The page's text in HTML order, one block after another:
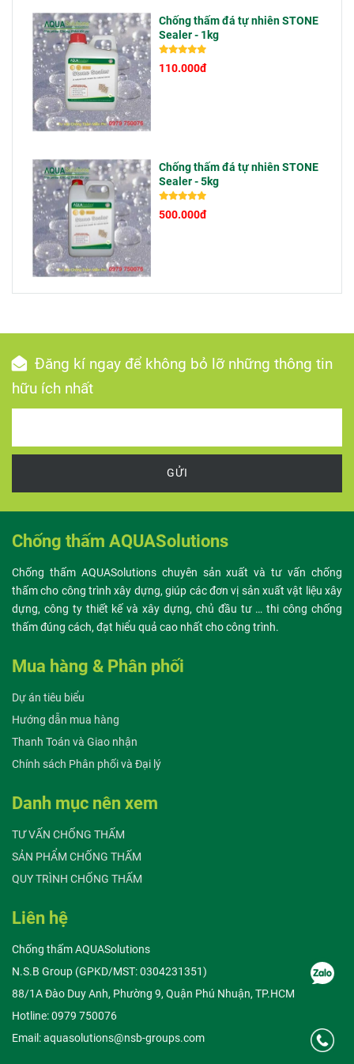
vì thi công
kém, mà do sử
dụng vật liệu
không phù hợp
với điều kiện
ngoài trời.
Chống thấm đá tự nhiên STONE
Sealer - 1kg
110.000đ
Chống thấm đá tự nhiên STONE
Sealer - 5kg
500.000đ
Đăng kí ngay để không bỏ lỡ những thông tin
hữu ích nhất
GỬI
Chống thấm AQUASolutions
Chống thấm AQUASolutions chuyên sản xuất và tư vấn chống
thấm cho công trình xây dựng, giúp các đơn vị sản xuất vật liệu xây
dựng, công ty thiết kế và xây dựng, chủ đầu tư … thi công chống
thấm đúng cách, đạt hiểu quả cao nhất cho công trình.
Mua hàng & Phân phối
Dự án tiêu biểu
Hướng dẫn mua hàng
Thanh Toán và Giao nhận
Chính sách Phân phối và Đại lý
Danh mục nên xem
TƯ VẤN CHỐNG THẤM
SẢN PHẨM CHỐNG THẤM
QUY TRÌNH CHỐNG THẤM
Liên hệ
Chống thấm AQUASolutions
N.S.B Group (GPKD/MST: 0304231351)
88/1A Đào Duy Anh, Phường 9, Quận Phú Nhuận, TP.HCM
Hotline: 0979 750076
Email: aquasolutions@nsb-groups.com